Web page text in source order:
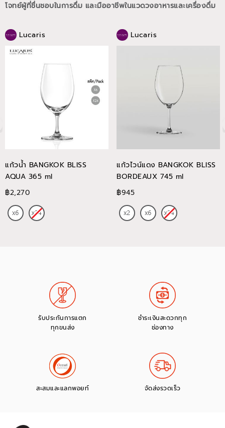
โจทย์ผู้ที่ชื่นชอบในการดื่ม และมืออาชีพในแวดวงอาหารและเครื่องดื่ม
Lucaris
แก้วน้ำ BANGKOK BLISS
AQUA 365 ml
฿2,270
Lucaris
แก้วไวน์แดง BANGKOK BLISS
BORDEAUX 745 ml
฿945
รับประกันการแตก
ทุกขนส่ง
ชำระเงินสะดวกทุก
ช่องทาง
สะสมและแลกพอยท์ จัดส่งรวดเร็ว